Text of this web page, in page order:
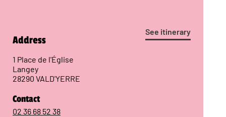
See itinerary
Address
1 Place de l'Église
Langey
28290 VALD'YERRE
Contact
02 36 68 52 38